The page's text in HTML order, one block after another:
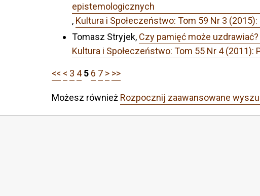
epistemologicznych
, Kultura i Społeczeństwo: Tom 59 Nr 3 (2015):
Tomasz Stryjek, Czy pamięć może
Kultura i Społeczeństwo: Tom 55 Nr 4 (2011):
<< < 3 4 5 6 7 > >>
Możesz również Rozpocznij zaawansowane